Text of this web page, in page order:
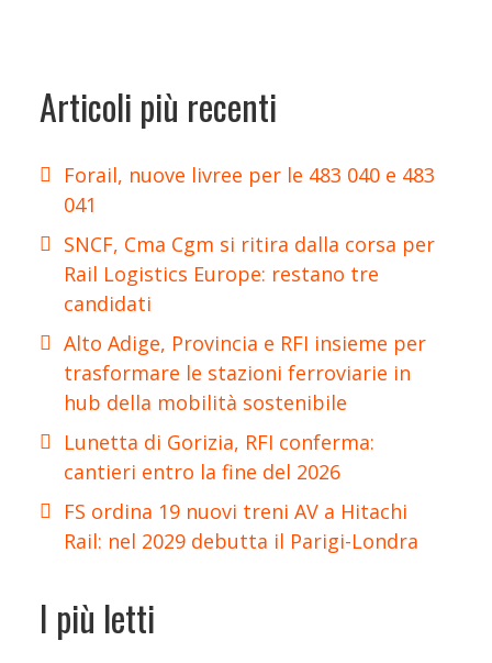
Articoli più recenti
Forail, nuove livree per le 483 040 e 483
041
SNCF, Cma Cgm si ritira dalla corsa per
Rail Logistics Europe: restano tre
candidati
Alto Adige, Provincia e RFI insieme per
trasformare le stazioni ferroviarie in
hub della mobilità sostenibile
Lunetta di Gorizia, RFI conferma:
cantieri entro la fine del 2026
FS ordina 19 nuovi treni AV a Hitachi
Rail: nel 2029 debutta il Parigi-Londra
I più letti